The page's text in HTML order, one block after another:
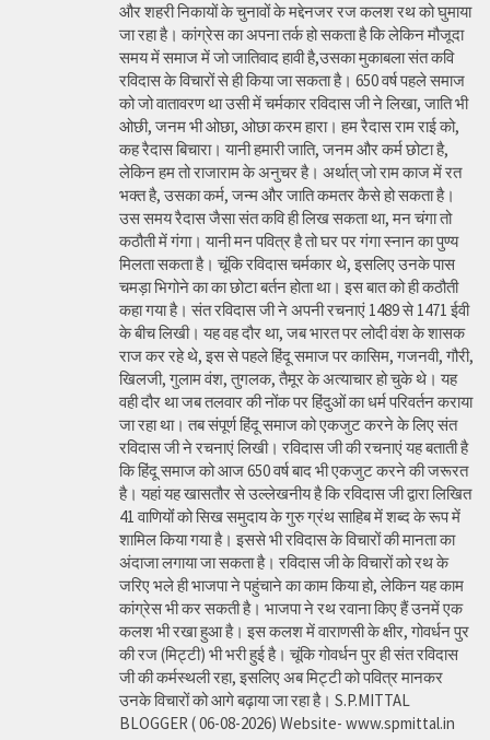
और शहरी निकायों के चुनावों के मद्देनजर रज कलश रथ को घुमाया
जा रहा है। कांग्रेस का अपना तर्क हो सकता है कि लेकिन मौजूदा
समय में समाज में जो जातिवाद हावी है,उसका मुकाबला संत कवि
रविदास के विचारों से ही किया जा सकता है। 650 वर्ष पहले समाज
को जो वातावरण था उसी में चर्मकार रविदास जी ने लिखा, जाति भी
ओछी, जनम भी ओछा, ओछा करम हारा। हम रैदास राम राई को,
कह रैदास बिचारा। यानी हमारी जाति, जनम और कर्म छोटा है,
लेकिन हम तो राजाराम के अनुचर है। अर्थात् जो राम काज में रत
भक्त है, उसका कर्म, जन्म और जाति कमतर कैसे हो सकता है।
उस समय रैदास जैसा संत कवि ही लिख सकता था, मन चंगा तो
कठौती में गंगा। यानी मन पवित्र है तो घर पर गंगा स्नान का पुण्य
मिलता सकता है। चूंकि रविदास चर्मकार थे, इसलिए उनके पास
चमड़ा भिगोने का का छोटा बर्तन होता था। इस बात को ही कठौती
कहा गया है। संत रविदास जी ने अपनी रचनाएं 1489 से 1471 ईवी
के बीच लिखी। यह वह दौर था, जब भारत पर लोदी वंश के शासक
राज कर रहे थे, इस से पहले हिंदू समाज पर कासिम, गजनवी, गौरी,
खिलजी, गुलाम वंश, तुगलक, तैमूर के अत्याचार हो चुके थे। यह
वही दौर था जब तलवार की नोंक पर हिंदुओं का धर्म परिवर्तन कराया
जा रहा था। तब संपूर्ण हिंदू समाज को एकजुट करने के लिए संत
रविदास जी ने रचनाएं लिखी। रविदास जी की रचनाएं यह बताती है
कि हिंदू समाज को आज 650 वर्ष बाद भी एकजुट करने की जरूरत
है। यहां यह खासतौर से उल्लेखनीय है कि रविदास जी द्वारा लिखित
41 वाणियोंं को सिख समुदाय के गुरु ग्रंथ साहिब में शब्द के रूप में
शामिल किया गया है। इससे भी रविदास के विचारों की मानता का
अंदाजा लगाया जा सकता है। रविदास जी के विचारों को रथ के
जरिए भले ही भाजपा ने पहुंचाने का काम किया हो, लेकिन यह काम
कांग्रेस भी कर सकती है। भाजपा ने रथ रवाना किए हैं उनमें एक
कलश भी रखा हुआ है। इस कलश में वाराणसी के क्षीर, गोवर्धन पुर
की रज (मिट्टी) भी भरी हुई है। चूंकि गोवर्धन पुर ही संत रविदास
जी की कर्मस्थली रहा, इसलिए अब मिट्टी को पवित्र मानकर
उनके विचारों को आगे बढ़ाया जा रहा है। S.P.MITTAL
BLOGGER ( 06-08-2026) Website- www.spmittal.in